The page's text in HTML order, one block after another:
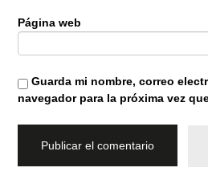
Página web
Guarda mi nombre, correo
navegador para la próxima vez